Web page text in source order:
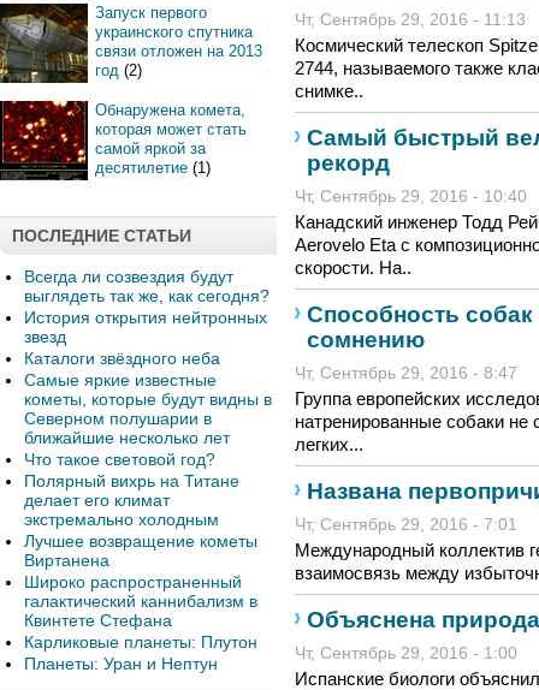
Запуск первого
украинского спутника
связи отложен на 2013
год (2)
Обнаружена комета,
которая может стать
самой яркой за
десятилетие (1)
ПОСЛЕДНИЕ СТАТЬИ
Всегда ли созвездия будут
выглядеть так же, как сегодня?
История открытия нейтронных
звезд
Каталоги звёздного неба
Самые яркие известные
кометы, которые будут видны в
Северном полушарии в
ближайшие несколько лет
Что такое световой год?
Полярный вихрь на Титане
делает его климат
экстремально холодным
Лучшее возвращение кометы
Виртанена
Широко распространенный
галактический каннибализм в
Квинтете Стефана
Карликовые планеты: Плутон
Планеты: Уран и Нептун
Чт, Сентябрь 29, 2016 - 11:13
Космический телескоп
2744, называемого также
снимке..
Самый быстрый
рекорд
Чт, Сентябрь 29, 2016 - 10:40
Канадский инженер Тодд
Aerovelo Eta с
скорости. На..
Способность
сомнению
Чт, Сентябрь 29, 2016 - 8:47
Группа европейских
натренированные собаки
легких...
Названа
Чт, Сентябрь 29, 2016 - 7:01
Международный коллектив
взаимосвязь между
Объяснена
Чт, Сентябрь 29, 2016 - 1:00
Испанские биологи